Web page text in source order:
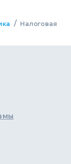
/ Налоговая